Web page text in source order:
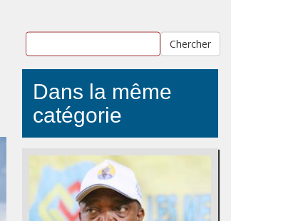
Chercher
Dans la même
catégorie